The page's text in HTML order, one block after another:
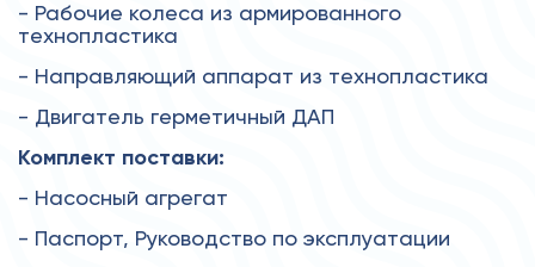
- Рабочие колеса из армированного
технопластика
- Направляющий аппарат из технопластика
- Двигатель герметичный ДАП
Комплект поставки:
- Насосный агрегат
- Паспорт, Руководство по эксплуатации